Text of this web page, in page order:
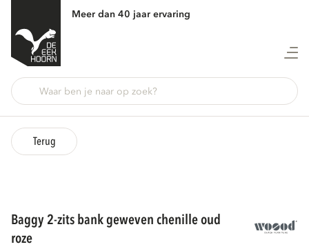
Meer dan 40 jaar ervaring
Terug
baggy 2-zits bank geweven chenille oud
roze